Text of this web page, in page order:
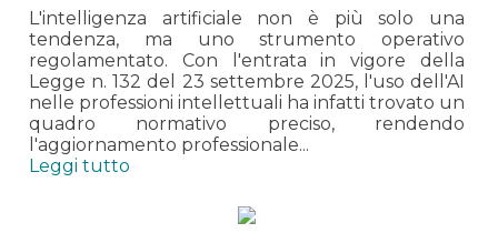
L'intelligenza artificiale non è più solo una
tendenza, ma uno strumento operativo
regolamentato. Con l'entrata in vigore della
Legge n. 132 del 23 settembre 2025, l'uso dell'AI
nelle professioni intellettuali ha infatti trovato un
quadro normativo preciso, rendendo
l'aggiornamento professionale...
Leggi tutto